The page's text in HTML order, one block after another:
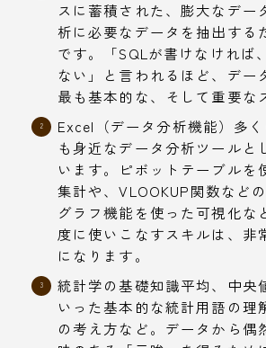
スに蓄積された、膨大なデー
析に必要なデータを抽出する
です。「SQLが書けなければ
ない」と言われるほど、デー
最も基本的な、そして重要な
Excel（データ分析機能）多
も身近なデータ分析ツールと
います。ピボットテーブルを
集計や、VLOOKUP関数など
グラフ機能を使った可視化な
度に使いこなすスキルは、非
になります。
統計学の基礎知識平均、中央
いった基本的な統計用語の理
の考え方など。データから偶